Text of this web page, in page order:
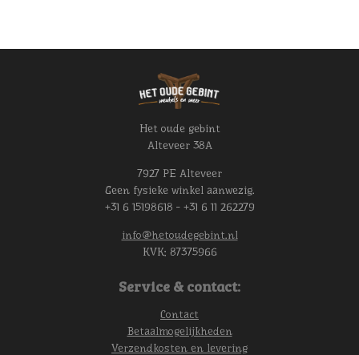
Het oude gebint
Alteveer 38A
7927 PE Alteveer
Geen fysieke winkel aanwezig.
+31 6 15198618 - +31 6 11 262279
info@hetoudegebint.nl
KVK: 87375966
Service & contact:
Contact
Betaalmogelijkheden
Verzendkosten en levering